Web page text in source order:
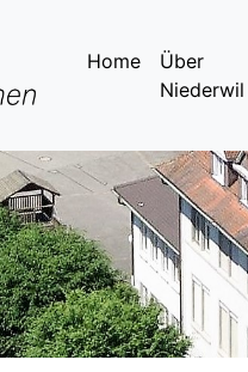
Home
Über
Niederwil